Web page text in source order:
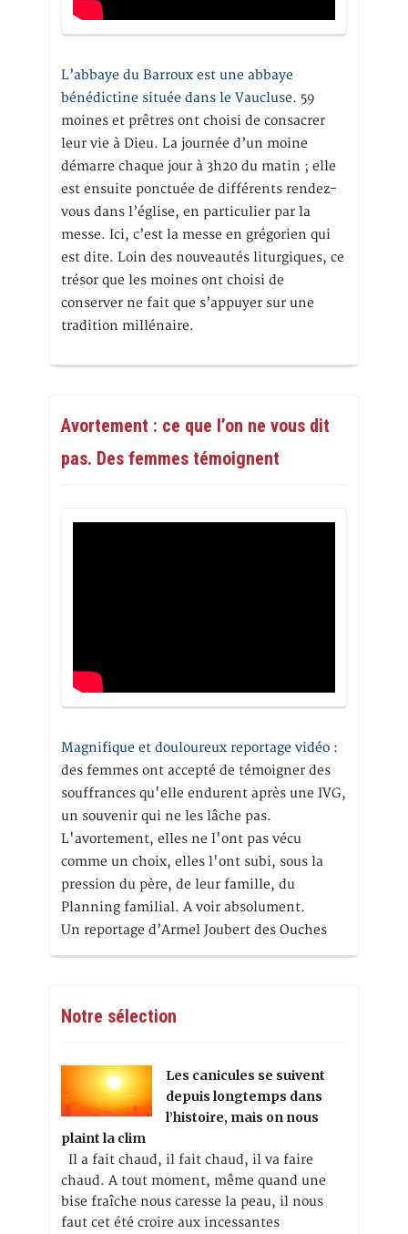
L’abbaye du Barroux est une abbaye
bénédictine située dans le Vaucluse. 59
moines et prêtres ont choisi de consacrer
leur vie à Dieu. La journée d’un moine
démarre chaque jour à 3h20 du matin ; elle
est ensuite ponctuée de différents rendez-
vous dans l’église, en particulier par la
messe. Ici, c’est la messe en grégorien qui
est dite. Loin des nouveautés liturgiques, ce
trésor que les moines ont choisi de
conserver ne fait que s’appuyer sur une
tradition millénaire.
Avortement : ce que l’on ne vous dit
pas. Des femmes témoignent
Magnifique et douloureux reportage vidéo :
des femmes ont accepté de témoigner des
souffrances qu'elle endurent après une IVG,
un souvenir qui ne les lâche pas.
L'avortement, elles ne l'ont pas vécu
comme un choix, elles l'ont subi, sous la
pression du père, de leur famille, du
Planning familial. A voir absolument.
Un reportage d’Armel Joubert des Ouches
Notre sélection
Les canicules se suivent
depuis longtemps dans
l’histoire, mais on nous
plaint la clim
Il a fait chaud, il fait chaud, il va faire
chaud. A tout moment, même quand une
bise fraîche nous caresse la peau, il nous
faut cet été croire aux incessantes